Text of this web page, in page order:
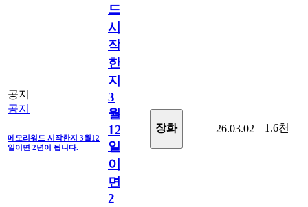
공지
공지
메모리워드 시작한지 3월12
일이면 2년이 됩니다.
드
시
작
한
지
3
월
12
일
이
면
2
장화 26.03.02 1.6천